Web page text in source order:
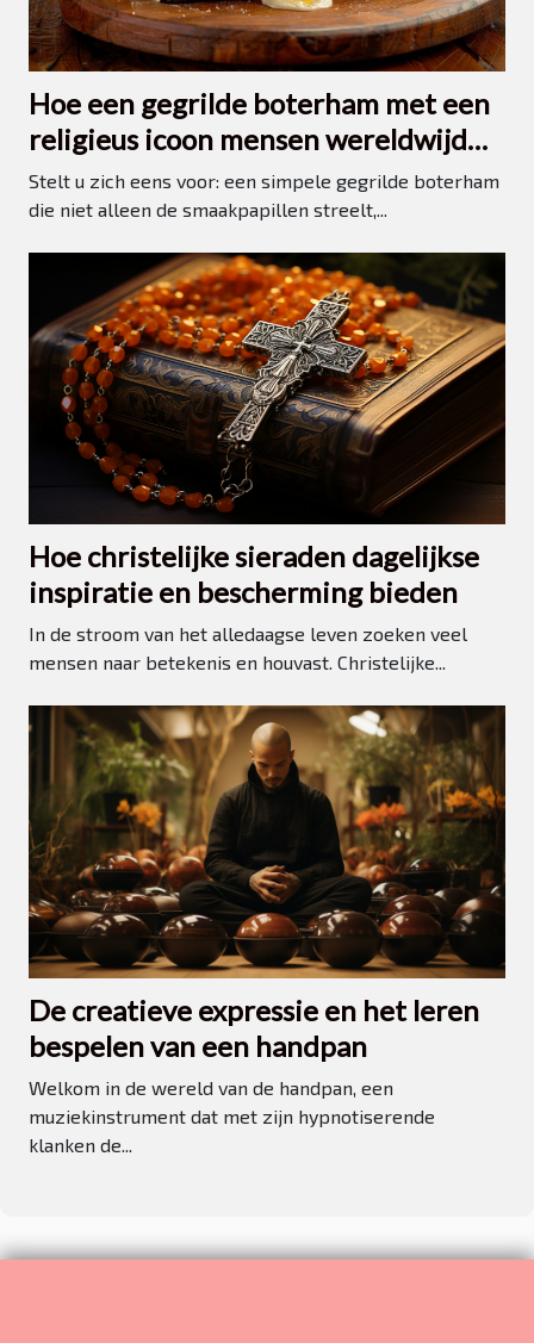
Hoe een gegrilde boterham met een
religieus icoon mensen wereldwijd
inspireert
Stelt u zich eens voor: een simpele gegrilde boterham
die niet alleen de smaakpapillen streelt,...
Hoe christelijke sieraden dagelijkse
inspiratie en bescherming bieden
In de stroom van het alledaagse leven zoeken veel
mensen naar betekenis en houvast. Christelijke...
De creatieve expressie en het leren
bespelen van een handpan
Welkom in de wereld van de handpan, een
muziekinstrument dat met zijn hypnotiserende
klanken de...